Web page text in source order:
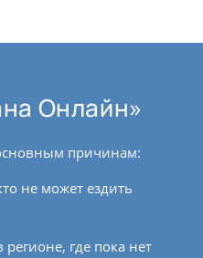
Онлайн»
причинам:
не может ездить
где пока нет